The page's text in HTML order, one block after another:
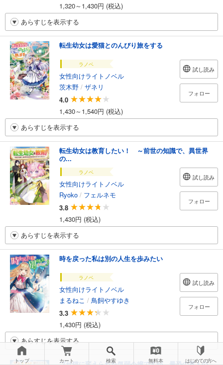
1,320～1,430円 (税込)
あらすじを表示する
転生幼女は愛猫とのんびり旅をする
ラノベ
女性向けライトノベル
茨木野 / ザネリ
4.0
1,430～1,540円 (税込)
試し読み
フォロー
あらすじを表示する
転生幼女は教育したい！ ～前世の知識で、異世界
の...
ラノベ
女性向けライトノベル
Ryoko / フェルネモ
3.8
1,430円 (税込)
試し読み
フォロー
あらすじを表示する
時を戻った私は別の人生を歩みたい
ラノベ
女性向けライトノベル
まるねこ / 鳥飼やすゆき
3.3
1,430円 (税込)
試し読み
フォロー
あらすじを表示する
トップ カート 検索 無料本 はじめての方へ